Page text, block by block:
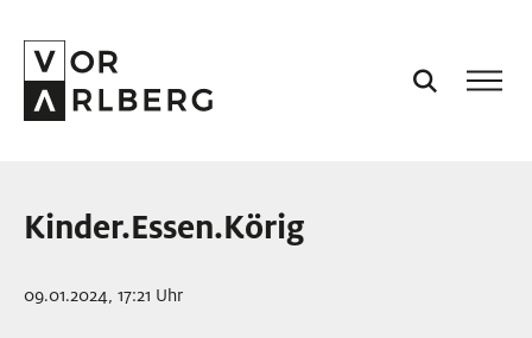
Kinder.Essen.Körig
09.01.2024, 17:21 Uhr